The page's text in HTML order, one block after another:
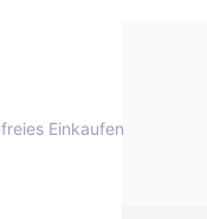
Einkaufen